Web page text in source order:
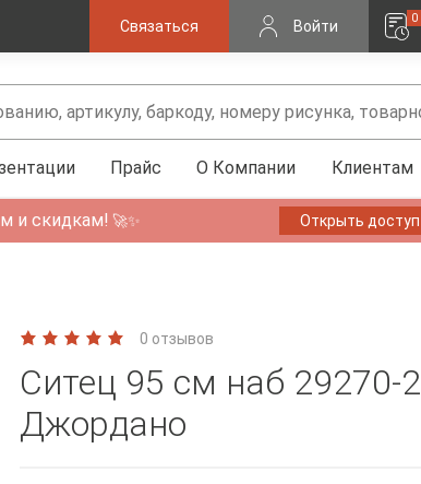
Связаться Войти 0
Прайс О Компании Клиентам
и скидкам! 🚀✨ Открыть доступ
0 отзывов
Ситец 95 см наб 29270-2
Джордано